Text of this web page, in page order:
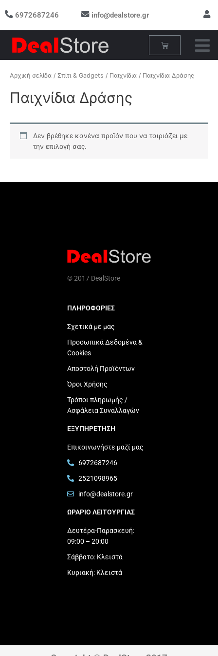
στο 6972687246 info@dealstore.gr
Cart
Αρχική σελίδα / Σπίτι & Gadgets / Παιχνίδια / Παιχνίδια Δράσης
Παιχνίδια Δράσης
Δεν βρέθηκε κανένα προϊόν που να ταιριάζει με
την επιλογή σας.
© 2017 DealStore
ΠΛΗΡΟΦΟΡΙΕΣ
Σχετικά με μας
Προσωπικά Δεδομένα &
Cookies
Αποστολή Προϊόντων
Όροι Χρήσης
Τρόποι πληρωμής /
Ασφάλεια Συναλλαγών
ΕΞΥΠΗΡΕΤΗΣΗ
Επικοινωνήστε μαζί μας
6972687246
2521098965
info@dealstore.gr
ΩΡΑΡΙΟ ΛΕΙΤΟΥΡΓΙΑΣ​
Δευτέρα-Παρασκευή:
09:00 – 20:00
Σάββατο: Κλειστά
Κυριακή: Κλειστά